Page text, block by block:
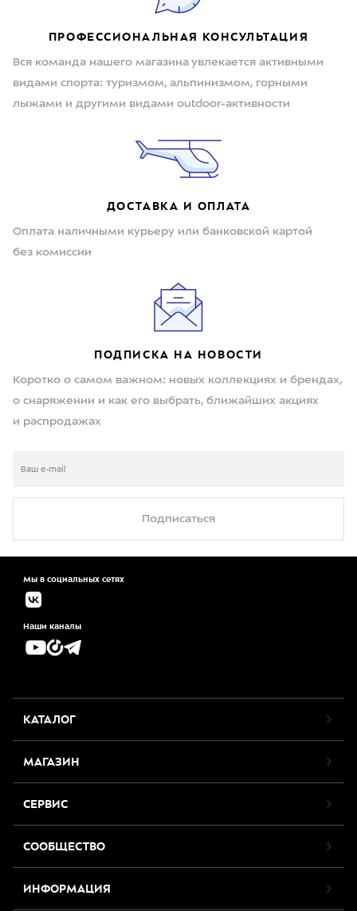
ПРОФЕССИОНАЛЬНАЯ КОНСУЛЬТАЦИЯ
Вся команда нашего магазина увлекается активными
видами спорта: туризмом, альпинизмом, горными
лыжами и другими видами outdoor-активности
ДОСТАВКА И ОПЛАТА
Оплата наличными курьеру или банковской картой
без комиссии
ПОДПИСКА НА НОВОСТИ
Коротко о самом важном: новых коллекциях и брендах,
о снаряжении и как его выбрать, ближайших акциях
и распродажах
Подписаться
Мы в социальных сетях
Наши каналы
КАТАЛОГ
МАГАЗИН
СЕРВИС
СООБЩЕСТВО
ИНФОРМАЦИЯ